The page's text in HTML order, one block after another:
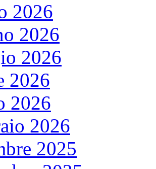
2026
2026
2026
2026
2026
2026
2025